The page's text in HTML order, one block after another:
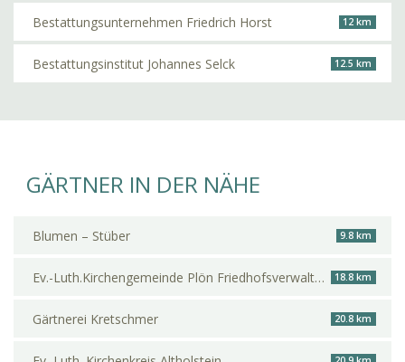
Bestattungsunternehmen Friedrich Horst 12 km
Bestattungsinstitut Johannes Selck 12.5 km
GÄRTNER IN DER NÄHE
Blumen – Stüber 9.8 km
Ev.-Luth.Kirchengemeinde Plön Friedhofsverwaltung 18.8 km
Gärtnerei Kretschmer 20.8 km